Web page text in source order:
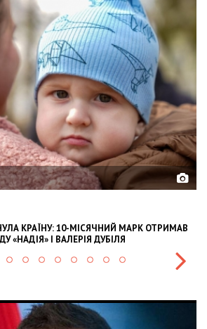
КРАЇНУ: 10-МІСЯЧНИЙ МАРК ОТРИМАВ
«НАДІЯ» І ВАЛЕРІЯ ДУБІЛЯ